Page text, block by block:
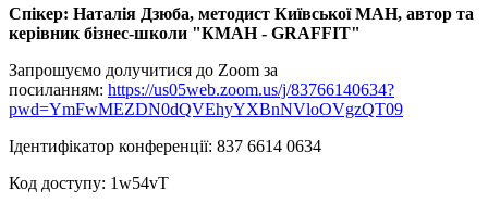
Спікер: Наталія Дзюба, методист Київської МАН, автор та
керівник бізнес-школи "КМАН - GRAFFIT"
Запрошуємо долучитися до Zoom за
посиланням: https://us05web.zoom.us/j/83766140634?
pwd=YmFwMEZDN0dQVEhyYXBnNVloOVgzQT09
Ідентифікатор конференції: 837 6614 0634
Код доступу: 1w54vT